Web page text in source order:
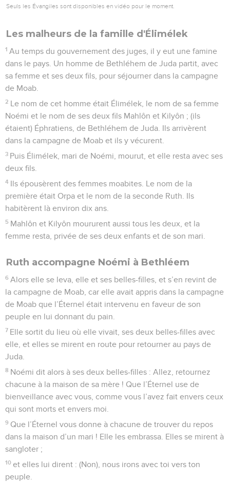
Seuls les Évangiles sont disponibles en vidéo pour le moment.
Les malheurs de la famille d'Élimélek
1 Au temps du gouvernement des juges, il y eut une famine
dans le pays. Un homme de Bethléhem de Juda partit, avec
sa femme et ses deux fils, pour séjourner dans la campagne
de Moab.
2 Le nom de cet homme était Élimélek, le nom de sa femme
Noémi et le nom de ses deux fils Mahlôn et Kilyôn ; (ils
étaient) Éphratiens, de Bethléhem de Juda. Ils arrivèrent
dans la campagne de Moab et ils y vécurent.
3 Puis Élimélek, mari de Noémi, mourut, et elle resta avec ses
deux fils.
4 Ils épousèrent des femmes moabites. Le nom de la
première était Orpa et le nom de la seconde Ruth. Ils
habitèrent là environ dix ans.
5 Mahlôn et Kilyôn moururent aussi tous les deux, et la
femme resta, privée de ses deux enfants et de son mari.
Ruth accompagne Noémi à Bethléem
6 Alors elle se leva, elle et ses belles-filles, et s’en revint de
la campagne de Moab, car elle avait appris dans la campagne
de Moab que l’Éternel était intervenu en faveur de son
peuple en lui donnant du pain.
7 Elle sortit du lieu où elle vivait, ses deux belles-filles avec
elle, et elles se mirent en route pour retourner au pays de
Juda.
8 Noémi dit alors à ses deux belles-filles : Allez, retournez
chacune à la maison de sa mère ! Que l’Éternel use de
bienveillance avec vous, comme vous l’avez fait envers ceux
qui sont morts et envers moi.
9 Que l’Éternel vous donne à chacune de trouver du repos
dans la maison d’un mari ! Elle les embrassa. Elles se mirent à
sangloter ;
10 et elles lui dirent : (Non), nous irons avec toi vers ton
peuple.